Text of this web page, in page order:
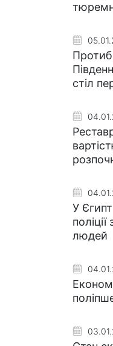
стіл
У
людей